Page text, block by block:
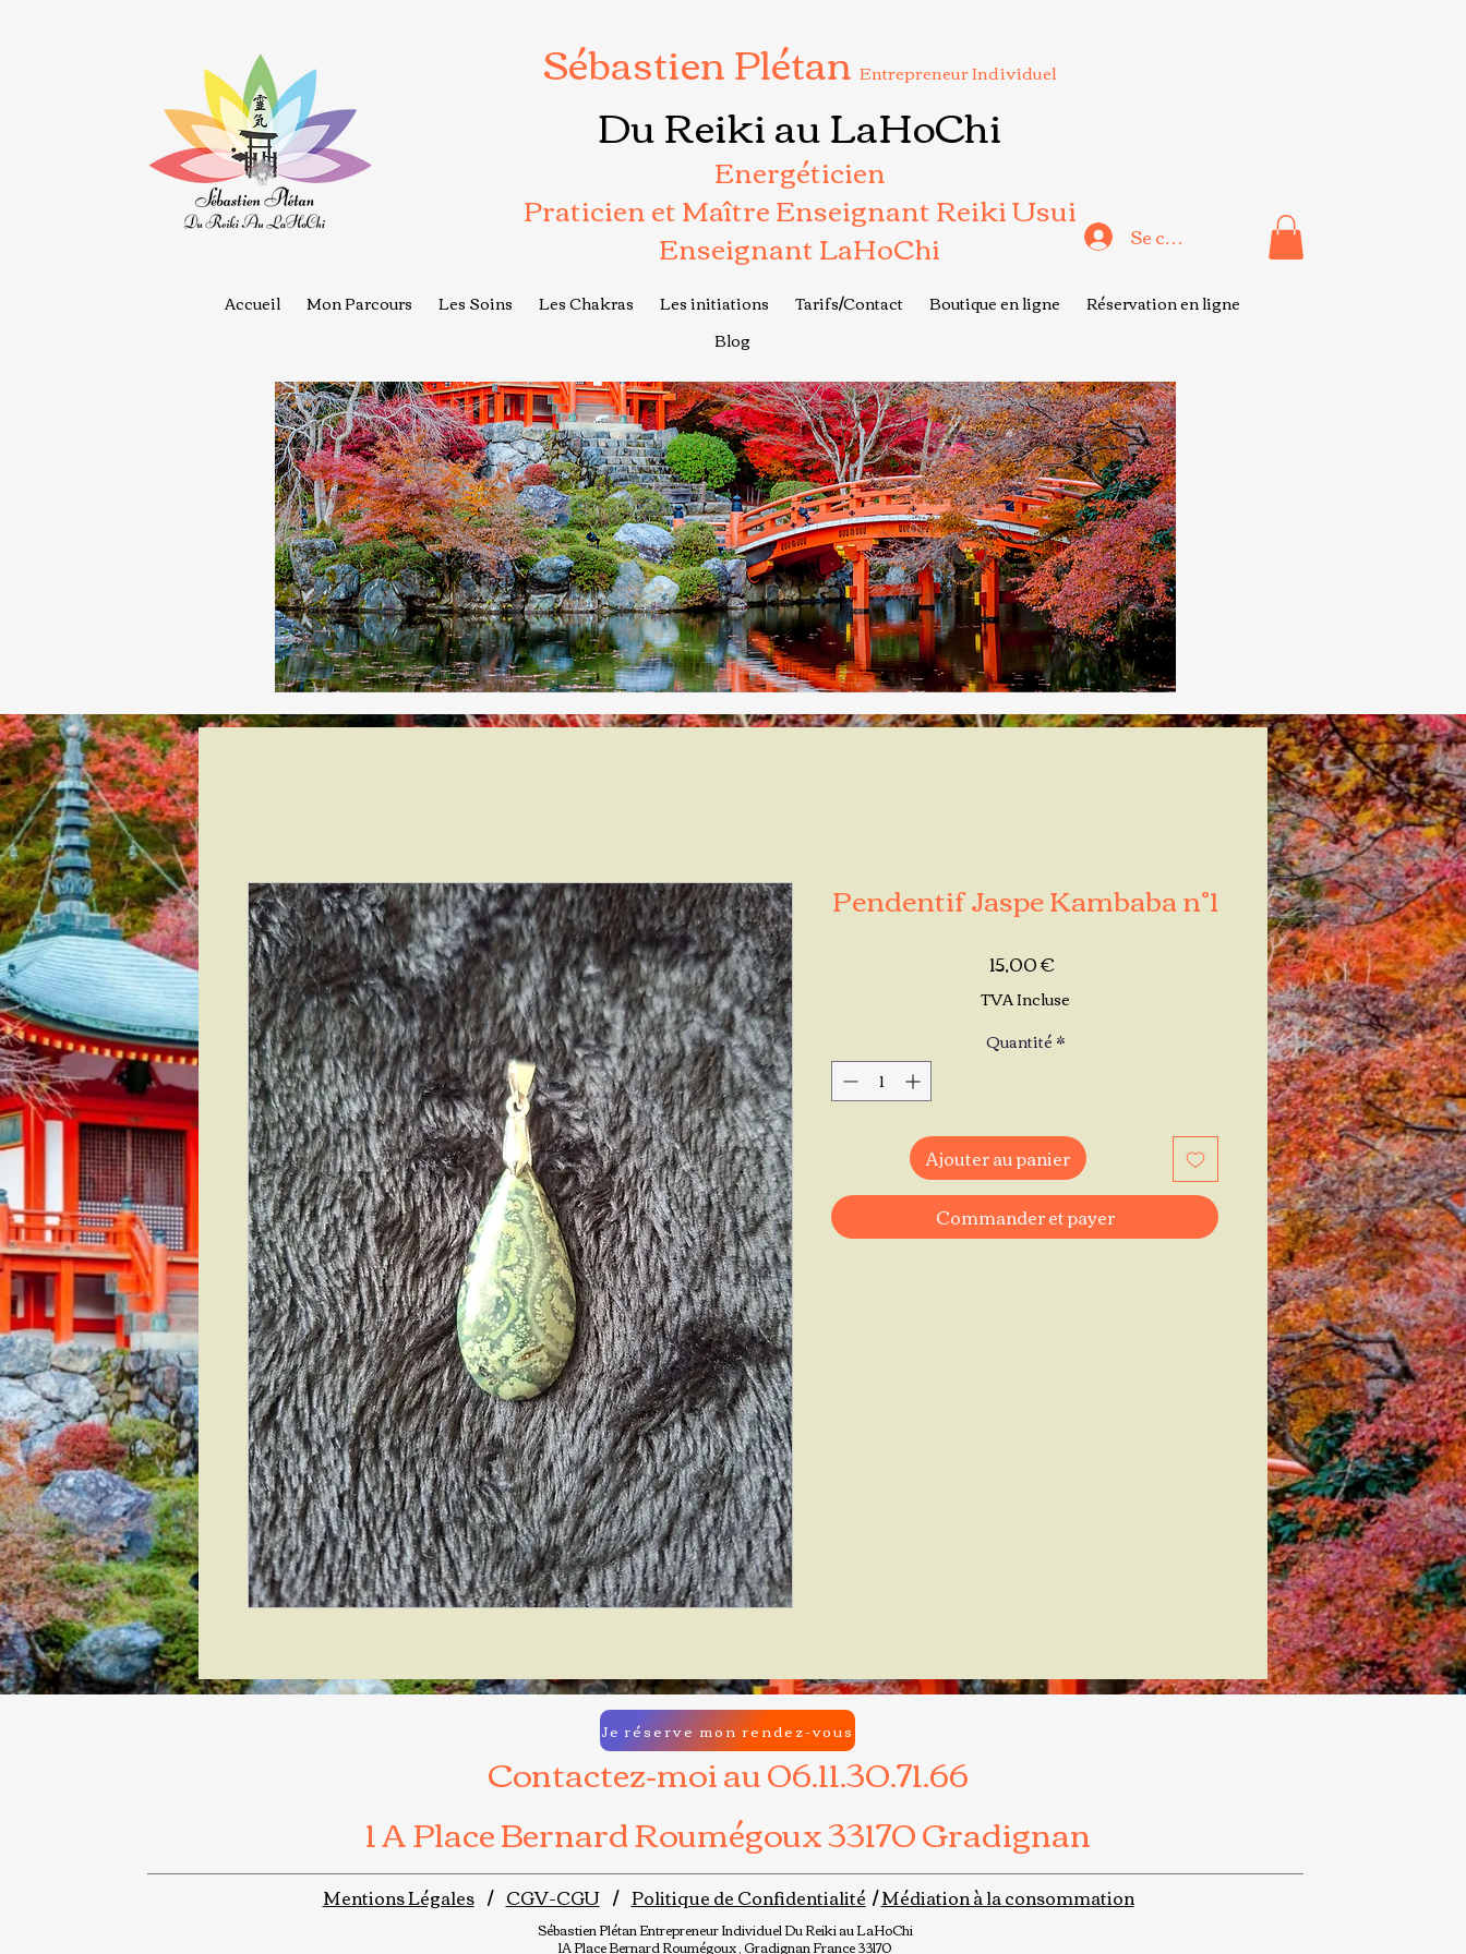
Sébastien Plétan Entrepreneur Individuel
Du Reiki au LaHoChi
Energéticien
Praticien et Maître Enseignant Reiki Usui
Enseignant LaHoChi Se connecter
Accueil Mon Parcours Les Soins Les Chakras Les initiations Tarifs/Contact Boutique en ligne
Réservation en ligne
Blog
Pendentif Jaspe Kambaba n°1
15,00 €Prix
TVA Incluse
Quantité*
Ajouter au panier
Commander et payer
Contactez-moi au 06.11.30.71.66
1 A Place Bernard Roumégoux 33170 Gradignan
Je réserve mon rendez-vous
Mentions Légales/ CGV-CGU/ Politique de Confidentialité /Médiation à la consommation
Sébastien PlétanEntrepreneur IndividuelDu Reiki au LaHoChi
1A Place Bernard Roumégoux , Gradignan France 33170